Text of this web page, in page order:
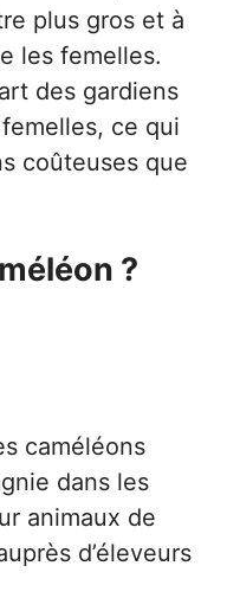
plus gros et à
les femelles.
des gardiens
ce qui
coûteuses que
?
caméléons
dans les
animaux de
d’éleveurs